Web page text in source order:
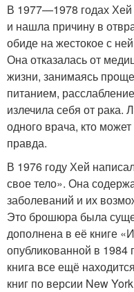
В 1977—1978 годах Хей
и нашла причину в
обиде на жестокое с
Она отказалась от
жизни, занимаясь
питанием,
излечила себя от рака.
одного врача, кто
правда.
В 1976 году Хей
свое тело». Она
заболеваний и их
Это брошюра была
дополнена в её книге
опубликованной в 1984
книга все ещё
книг по версии New